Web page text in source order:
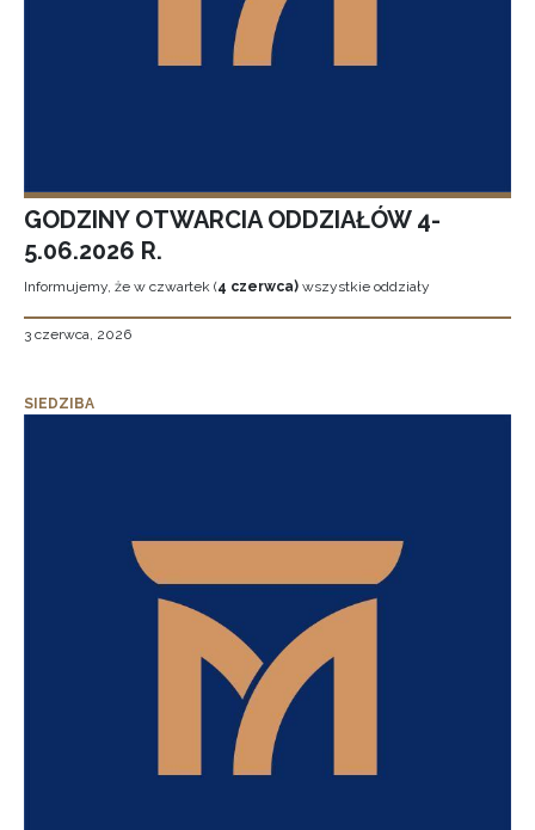
GODZINY OTWARCIA ODDZIAŁÓW 4-
5.06.2026 R.
Informujemy, że w czwartek (4 czerwca) wszystkie oddziały
3 czerwca, 2026
SIEDZIBA